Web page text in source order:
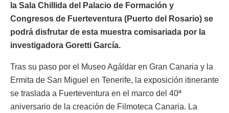
la Sala Chillida del Palacio de Formación y
Congresos de Fuerteventura (Puerto del Rosario) se
podrá disfrutar de esta muestra comisariada por la
investigadora Goretti García.
Tras su paso por el Museo Agáldar en Gran Canaria y la
Ermita de San Miguel en Tenerife, la exposición itinerante
se traslada a Fuerteventura en el marco del 40ª
aniversario de la creación de Filmoteca Canaria. La